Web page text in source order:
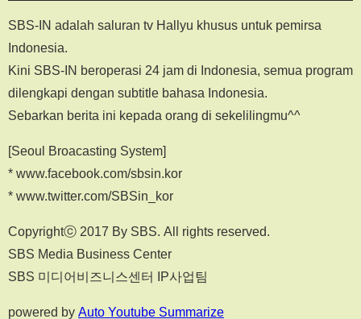
SBS-IN adalah saluran tv Hallyu khusus untuk pemirsa
Indonesia.
Kini SBS-IN beroperasi 24 jam di Indonesia, semua program
dilengkapi dengan subtitle bahasa Indonesia.
Sebarkan berita ini kepada orang di sekelilingmu^^
[Seoul Broacasting System]
* www.facebook.com/sbsin.kor
* www.twitter.com/SBSin_kor
Copyrightⓒ 2017 By SBS. All rights reserved.
SBS Media Business Center
SBS 미디어비즈니스센터 IP사업팀
powered by Auto Youtube Summarize